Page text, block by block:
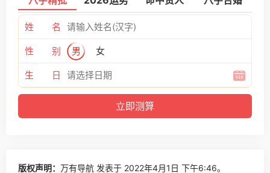
姓 名
性 别 男 女
生 日
版权声明： 万有导航 发表于 2022年4月1日 下午6:46。